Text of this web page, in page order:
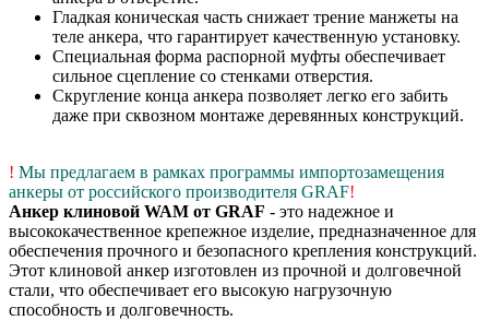
Гладкая коническая часть снижает трение манжеты на
теле анкера, что гарантирует качественную установку.
Специальная форма распорной муфты обеспечивает
сильное сцепление со стенками отверстия.
Скругление конца анкера позволяет легко его забить
даже при сквозном монтаже деревянных конструкций.
! Мы предлагаем в рамках программы импортозамещения
анкеры от российского производителя GRAF!
Анкер клиновой WAM от GRAF - это надежное и
высококачественное крепежное изделие, предназначенное для
обеспечения прочного и безопасного крепления конструкций.
Этот клиновой анкер изготовлен из прочной и долговечной
стали, что обеспечивает его высокую нагрузочную
способность и долговечность.